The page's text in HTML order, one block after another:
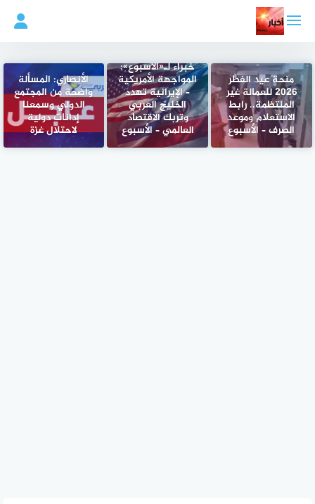
المحتوى
منحة عيد الفطر
2026 للعمالة غير
المنتظمة.. رابط
الاستعلام وموعد
الصرف – الأسبوع
خبراء لـ«الأسبوع»:
المواجهة الأمريكية
– الإيرانية تهدد
الخليج العربي
وتربك الاقتصاد
العالمي – الأسبوع
الأنصاري: المسألة
واضحة من المجتمع
الدولي وسمعنا
إدانات دولية
لاحتلال غزة